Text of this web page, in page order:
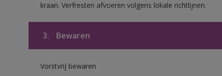
kraan. Verfresten afvoeren volgens lokale richtlijnen.
3. Bewaren
Vorstvrij bewaren